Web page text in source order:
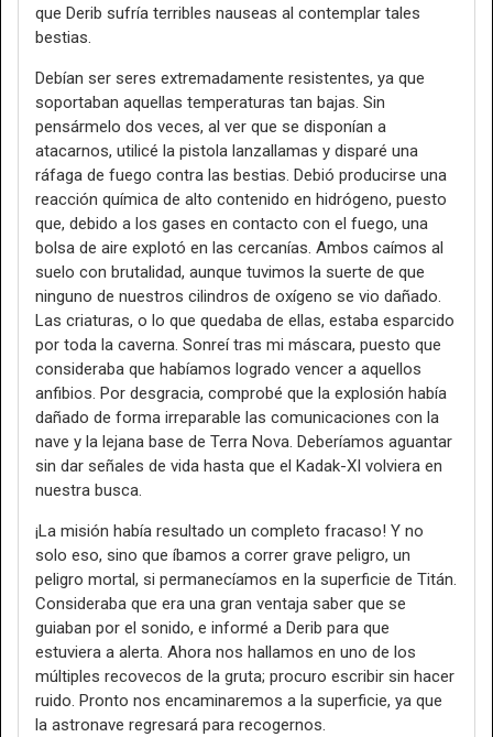
que Derib sufría terribles nauseas al contemplar tales
bestias.
Debían ser seres extremadamente resistentes, ya que
soportaban aquellas temperaturas tan bajas. Sin
pensármelo dos veces, al ver que se disponían a
atacarnos, utilicé la pistola lanzallamas y disparé una
ráfaga de fuego contra las bestias. Debió producirse una
reacción química de alto contenido en hidrógeno, puesto
que, debido a los gases en contacto con el fuego, una
bolsa de aire explotó en las cercanías. Ambos caímos al
suelo con brutalidad, aunque tuvimos la suerte de que
ninguno de nuestros cilindros de oxígeno se vio dañado.
Las criaturas, o lo que quedaba de ellas, estaba esparcido
por toda la caverna. Sonreí tras mi máscara, puesto que
consideraba que habíamos logrado vencer a aquellos
anfibios. Por desgracia, comprobé que la explosión había
dañado de forma irreparable las comunicaciones con la
nave y la lejana base de Terra Nova. Deberíamos aguantar
sin dar señales de vida hasta que el Kadak-XI volviera en
nuestra busca.
¡La misión había resultado un completo fracaso! Y no
solo eso, sino que íbamos a correr grave peligro, un
peligro mortal, si permanecíamos en la superficie de Titán.
Consideraba que era una gran ventaja saber que se
guiaban por el sonido, e informé a Derib para que
estuviera a alerta. Ahora nos hallamos en uno de los
múltiples recovecos de la gruta; procuro escribir sin hacer
ruido. Pronto nos encaminaremos a la superficie, ya que
la astronave regresará para recogernos.